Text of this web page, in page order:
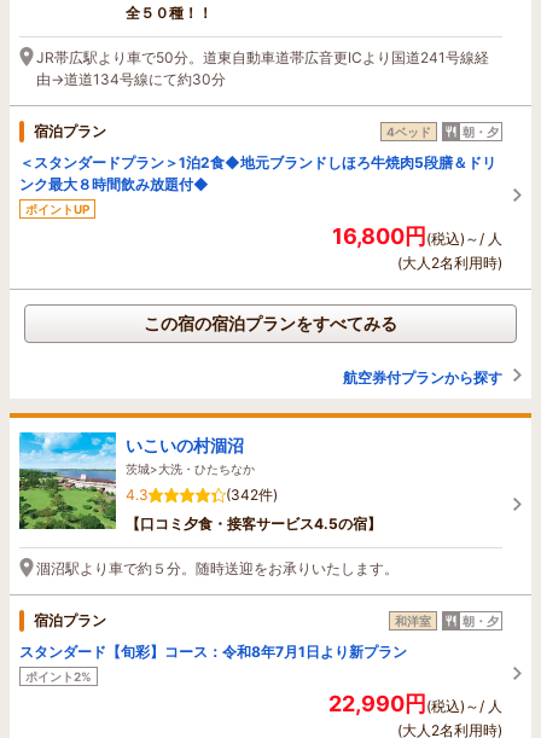
全５０種！！
JR帯広駅より車で50分。道東自動車道帯広音更ICより国道241号線経
由→道道134号線にて約30分
宿泊プラン 4ベッド 朝・夕
＜スタンダードプラン＞1泊2食◆地元ブランドしほろ牛焼肉5段膳＆ドリ
ンク最大８時間飲み放題付◆
ポイントUP
16,800円(税込)～/ 人
(大人2名利用時)
この宿の宿泊プランをすべてみる
航空券付プランから探す
いこいの村涸沼
茨城>大洗・ひたちなか
4.3
(342件)
【口コミ夕食・接客サービス4.5の宿】
涸沼駅より車で約５分。随時送迎をお承りいたします。
宿泊プラン 和洋室 朝・夕
スタンダード【旬彩】コース：令和8年7月1日より新プラン
ポイント2%
22,990円(税込)～/ 人
(大人2名利用時)